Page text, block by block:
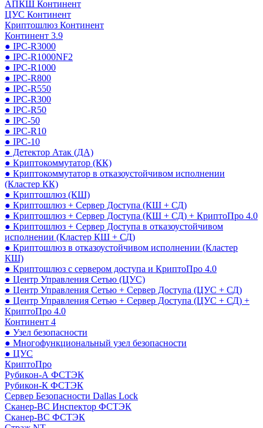
АПКШ Континент
ЦУС Континент
Криптошлюз Континент
Континент 3.9
● IPC-R3000
● IPC-R1000NF2
● IPC-R1000
● IPC-R800
● IPC-R550
● IPC-R300
● IPC-R50
● IPC-50
● IPC-R10
● IPC-10
● Детектор Атак (ДА)
● Криптокоммутатор (КК)
● Криптокоммутатор в отказоустойчивом исполнении
(Кластер КК)
● Криптошлюз (КШ)
● Криптошлюз + Сервер Доступа (КШ + СД)
● Криптошлюз + Сервер Доступа (КШ + СД) + КриптоПро 4.0
● Криптошлюз + Сервер Доступа в отказоустойчивом
исполнении (Кластер КШ + СД)
● Криптошлюз в отказоустойчивом исполнении (Кластер
КШ)
● Криптошлюз с сервером доступа и КриптоПро 4.0
● Центр Управления Сетью (ЦУС)
● Центр Управления Сетью + Сервер Доступа (ЦУС + СД)
● Центр Управления Сетью + Сервер Доступа (ЦУС + СД) +
КриптоПро 4.0
Континент 4
● Узел безопасности
● Многофункциональный узел безопасности
● ЦУС
КриптоПро
Рубикон-А ФСТЭК
Рубикон-К ФСТЭК
Сервер Безопасности Dallas Lock
Сканер-ВС Инспектор ФСТЭК
Сканер-ВС ФСТЭК